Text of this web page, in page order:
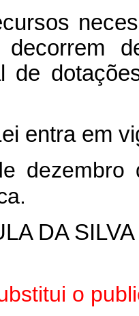
de
entra em
dezembro
DA SILVA
o